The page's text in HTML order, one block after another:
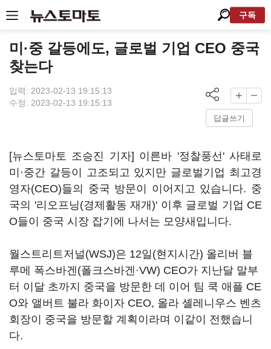
구독
미·중 갈등에도, 글로벌 기업 CEO 중국
찾는다
입력: 2023-02-13 19:15:13
수정: 2023-02-13 19:15:13
답글쓰기
[뉴스토마토 조승진 기자] 이른바 '정찰풍선' 사태로
미·중간 갈등이 고조되고 있지만 글로벌기업 최고경
영자(CEO)들의 중국 방문이 이어지고 있습니다. 중
국의 '리오프닝(경제활동 재개)' 이후 글로벌 기업 CE
O들이 중국 시장 잡기에 나서는 모양새입니다.
월스트리트저널(WSJ)은 12일(현지시간) 올리버 블
루메 폭스바겐(폴크스바겐·VW) CEO가 지난달 말부
터 이달 초까지 중국을 방문한 데 이어 팀 쿡 애플 CE
O와 앨버트 불라 화이자 CEO, 올라 셸레니우스 벤츠
회장이 중국을 방문할 계획이라며 이같이 전했습니
다.